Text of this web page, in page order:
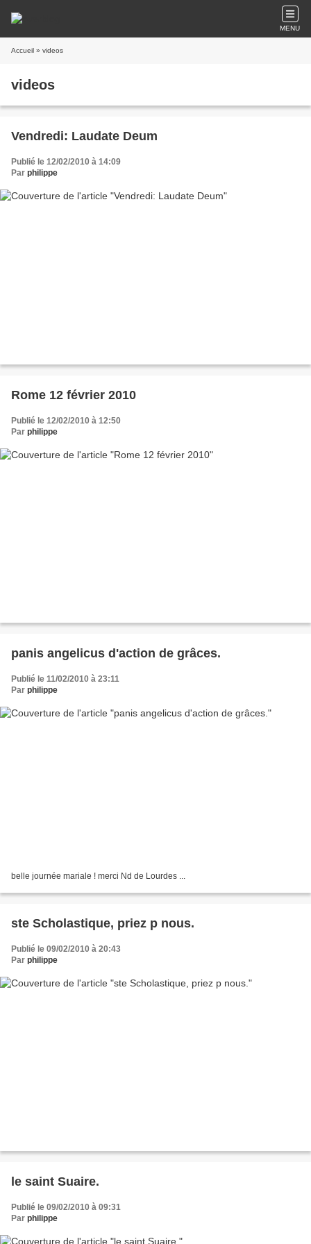
MENU
Accueil » videos
videos
Vendredi: Laudate Deum
Publié le 12/02/2010 à 14:09
Par philippe
Rome 12 février 2010
Publié le 12/02/2010 à 12:50
Par philippe
panis angelicus d'action de grâces.
Publié le 11/02/2010 à 23:11
Par philippe
belle journée mariale ! merci Nd de Lourdes ...
ste Scholastique, priez p nous.
Publié le 09/02/2010 à 20:43
Par philippe
le saint Suaire.
Publié le 09/02/2010 à 09:31
Par philippe